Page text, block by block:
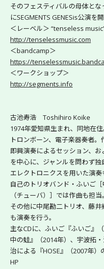
そのフェスティバルの母体と
にSEGMENTS GENESis公演を開
＜レーベル＞ “tenseless
http://tenselessmusic.com
＜bandcamp＞
https://
＜ワークショップ＞
http://segments.info
古池寿浩　Toshihiro Koike
1974年愛知県生まれ、同地在住
トロンボーン、電子楽器奏者。
即興演奏によるセッション、
を中心に、ジャンルを問わず
エレクトロニクスを用いた演奏
自己のトリオバンド・ふいご
（チューバ）］では作曲も担当。
その他に中尾勘二トリオ、藤
も演奏を行う。
主なCDに、ふいご『ふいご』
中の蛙』（2014年）、宇波拓
治による『HOSE』（2007年）
HP